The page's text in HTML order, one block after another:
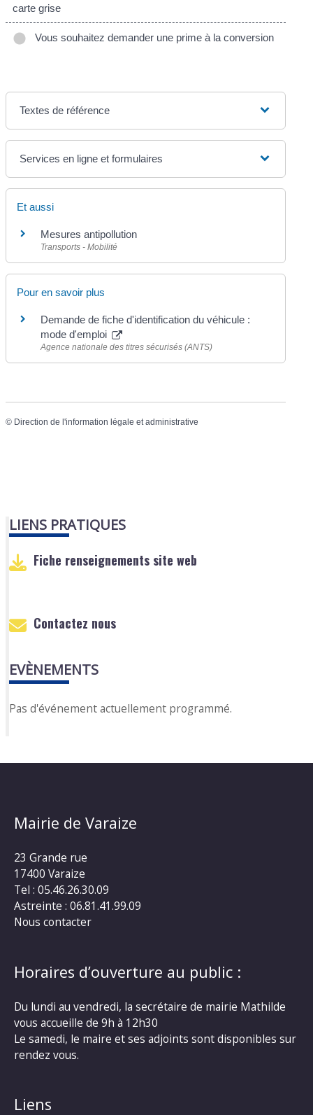
carte grise
Vous souhaitez demander une prime à la conversion
Textes de référence
Services en ligne et formulaires
Et aussi
Mesures antipollution
Transports - Mobilité
Pour en savoir plus
Demande de fiche d'identification du véhicule :
mode d'emploi
Agence nationale des titres sécurisés (ANTS)
© Direction de l'information légale et administrative
LIENS PRATIQUES
Fiche renseignements site web
Contactez nous
EVÈNEMENTS
Pas d'événement actuellement programmé.
Mairie de Varaize
23 Grande rue
17400 Varaize
Tel : 05.46.26.30.09
Astreinte : 06.81.41.99.09
Nous contacter
Horaires d’ouverture au public :
Du lundi au vendredi, la secrétaire de mairie Mathilde
vous accueille de 9h à 12h30
Le samedi, le maire et ses adjoints sont disponibles sur
rendez vous.
Liens